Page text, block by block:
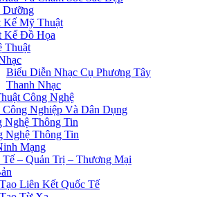
Kế Mỹ Thuật
Kế Đồ Họa
Thuật
Biểu Diễn Nhạc Cụ Phương Tây
Thanh Nhạc
Công Nghệ
Nghiệp Và Dân Dụng
Nghệ Thông Tin
Nghệ Thông Tin
Mạng
– Quản Trị – Thương Mại
Liên Kết Quốc Tế